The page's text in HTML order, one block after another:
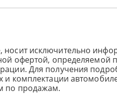
исключительно
офертой, определяемой
Для получения
и комплектации
по продажам.